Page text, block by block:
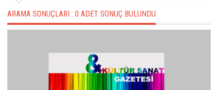
ARAMA SONUÇLARI : 0 ADET SONUÇ BULUNDU